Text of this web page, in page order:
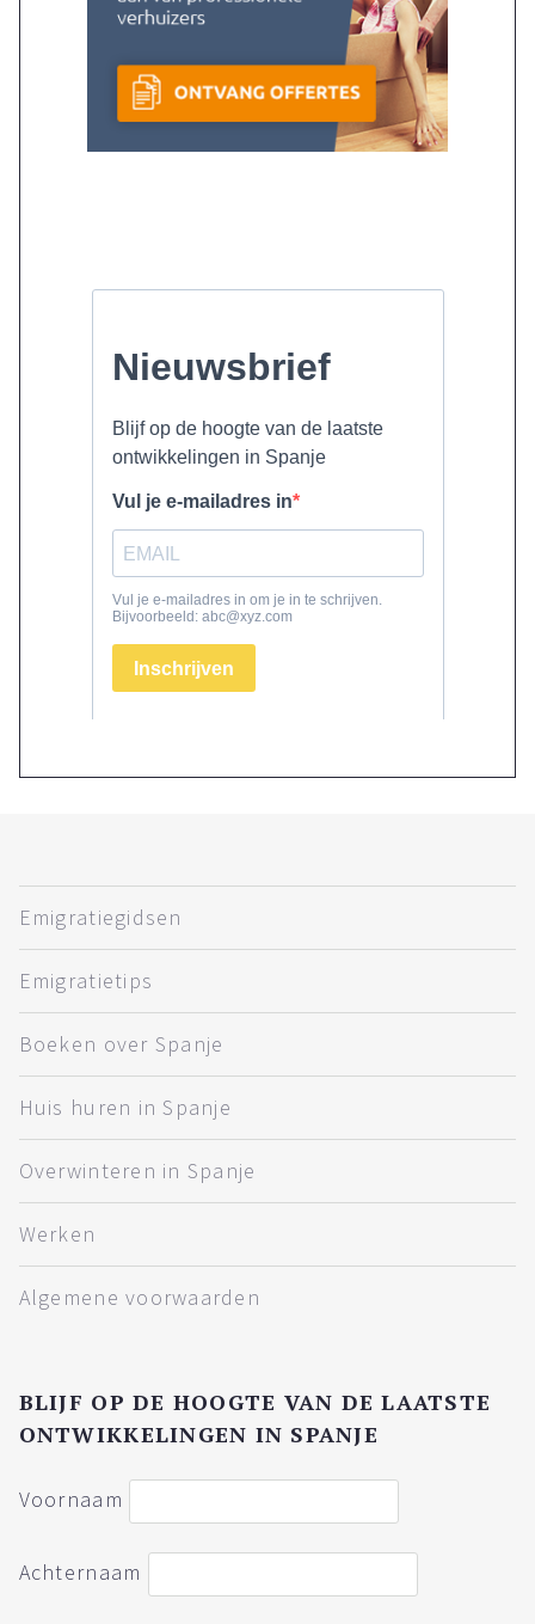
Emigratiegidsen
Emigratietips
Boeken over Spanje
Huis huren in Spanje
Overwinteren in Spanje
Werken
Algemene voorwaarden
BLIJF OP DE HOOGTE VAN DE LAATSTE
ONTWIKKELINGEN IN SPANJE
Voornaam
Achternaam